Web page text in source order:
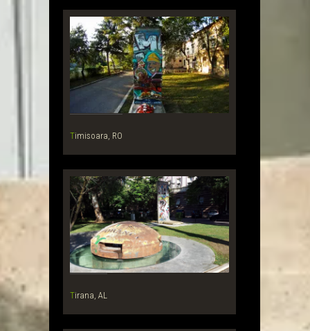
Timisoara, RO
Tirana, AL